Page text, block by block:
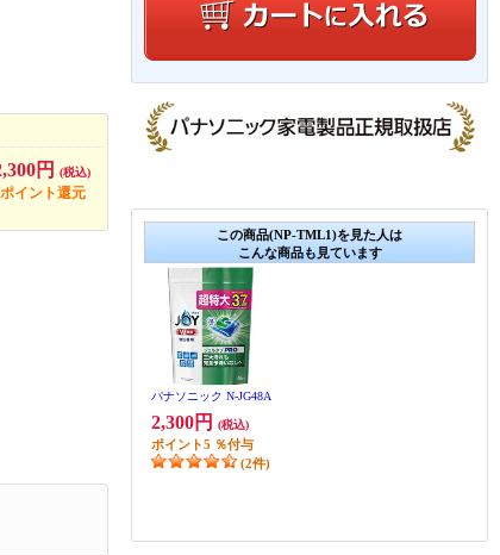
この商品(NP-TML1)を見た人は
こんな商品も見ています
パナソニック N-JG48A
2,300円 (税込)
ポイント5 ％付与
(2件)
円 (税込)
イント還元